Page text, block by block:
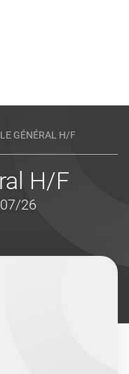
GÉNÉRAL H/F
H/F
26